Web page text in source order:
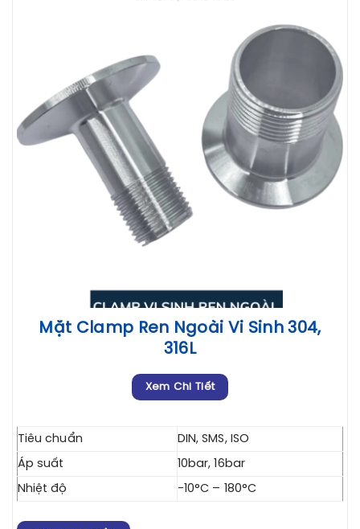
Mặt Clamp Ren Ngoài Vi Sinh 304,
316L
Xem Chi Tiết
Tiêu chuẩn
DIN, SMS, ISO
Áp suất
10bar, 16bar
Nhiệt độ
-10°C – 180°C